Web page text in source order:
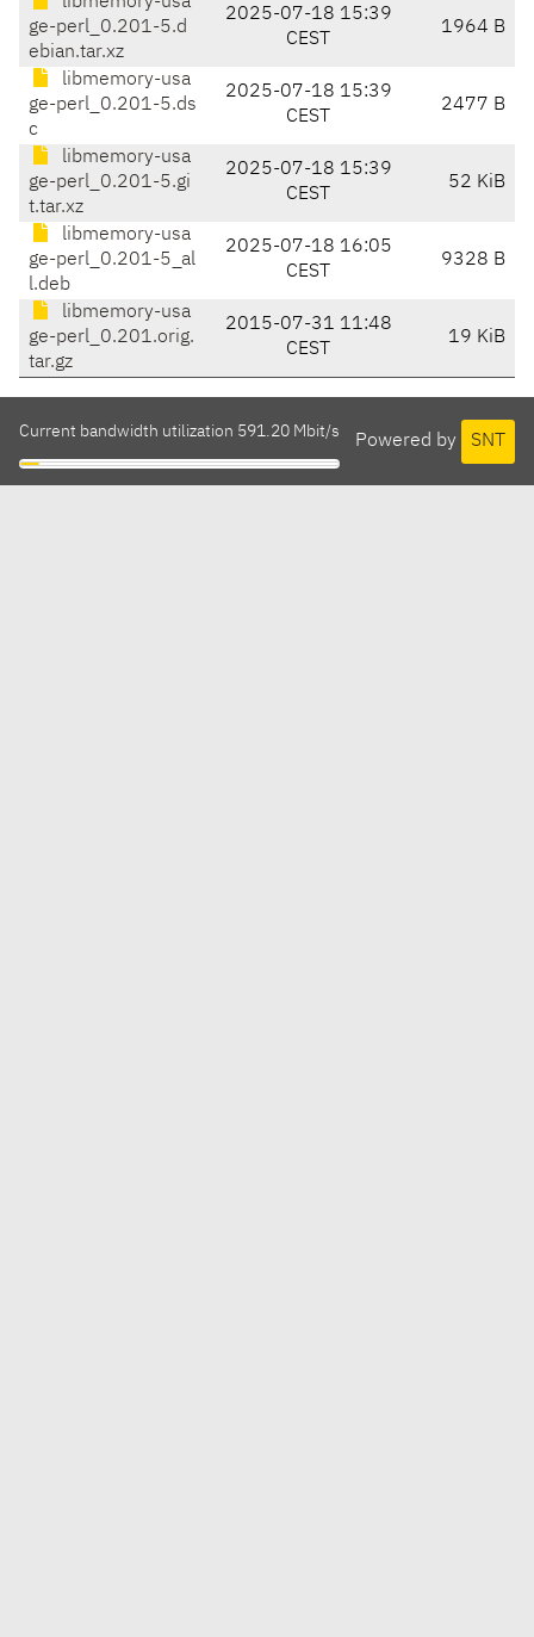
ge-perl_0.201-5.d
ebian.tar.xz
2025-07-18 15:39
CEST
1964 B
libmemory-usa
ge-perl_0.201-5.ds
c
2025-07-18 15:39
CEST
2477 B
libmemory-usa
ge-perl_0.201-5.gi
t.tar.xz
2025-07-18 15:39
CEST
52 KiB
libmemory-usa
ge-perl_0.201-5_al
l.deb
2025-07-18 16:05
CEST
9328 B
libmemory-usa
ge-perl_0.201.orig.
tar.gz
2015-07-31 11:48
CEST
19 KiB
Powered by SNT
Current bandwidth utilization 591.20 Mbit/s